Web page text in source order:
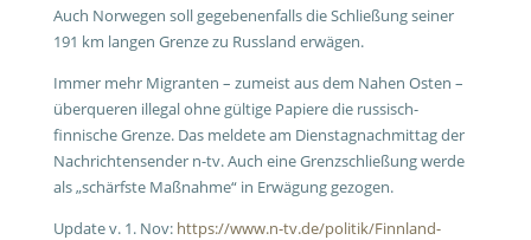
Auch Norwegen soll gegebenenfalls die Schließung seiner
191 km langen Grenze zu Russland erwägen.
Immer mehr Migranten – zumeist aus dem Nahen Osten –
überqueren illegal ohne gültige Papiere die russisch-
finnische Grenze. Das meldete am Dienstagnachmittag der
Nachrichtensender n-tv. Auch eine Grenzschließung werde
als „schärfste Maßnahme“ in Erwägung gezogen.
Update v. 1. Nov: https://www.n-tv.de/politik/Finnland-